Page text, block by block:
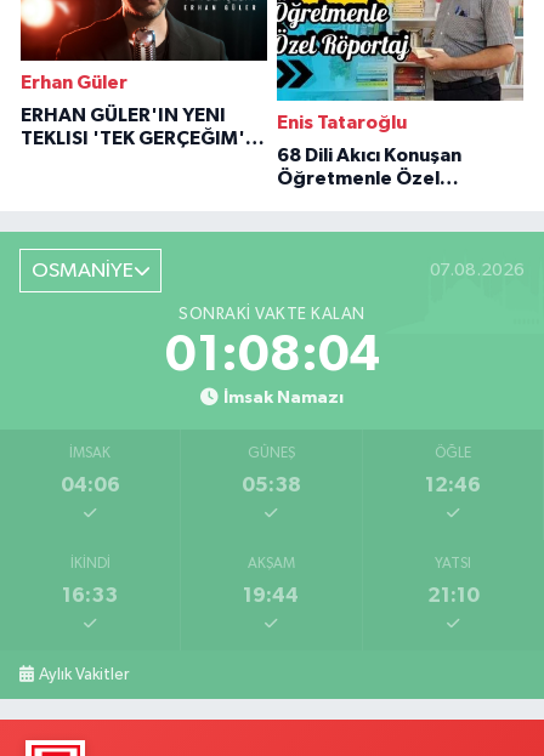
Erhan Güler
ERHAN GÜLER'IN YENI
TEKLISI 'TEK GERÇEĞIM'LE
Enis Tataroğlu
68 Dili Akıcı Konuşan
Öğretmenle Özel
OSMANİYE 07.08.2026
SONRAKI VAKTE KALAN
01:08:03
İmsak Namazı
İMSAK
04:06
GÜNEŞ
05:38
ÖĞLE
12:46
İKINDI
16:33
AKŞAM
19:44
YATSI
21:10
Aylık Vakitler